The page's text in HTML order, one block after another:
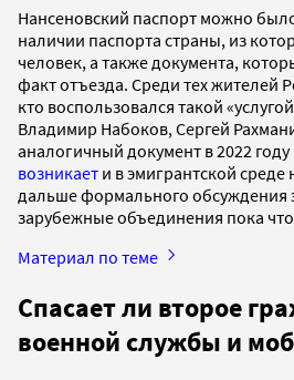
Нансеновский паспорт можно
наличии паспорта страны, из
человек, а также документа,
факт отъезда. Среди тех жителей
кто воспользовался такой
Владимир Набоков, Сергей
аналогичный документ в 2022
возникает и в эмигрантской
дальше формального обсуждения
зарубежные объединения пока
Материал по теме
Спасает ли второе
военной службы и